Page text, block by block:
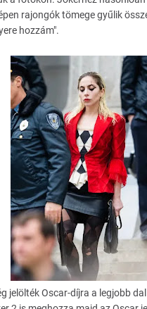
rajongók tömege gyűlik
hozzám".
Oscar-díjra a legjobb